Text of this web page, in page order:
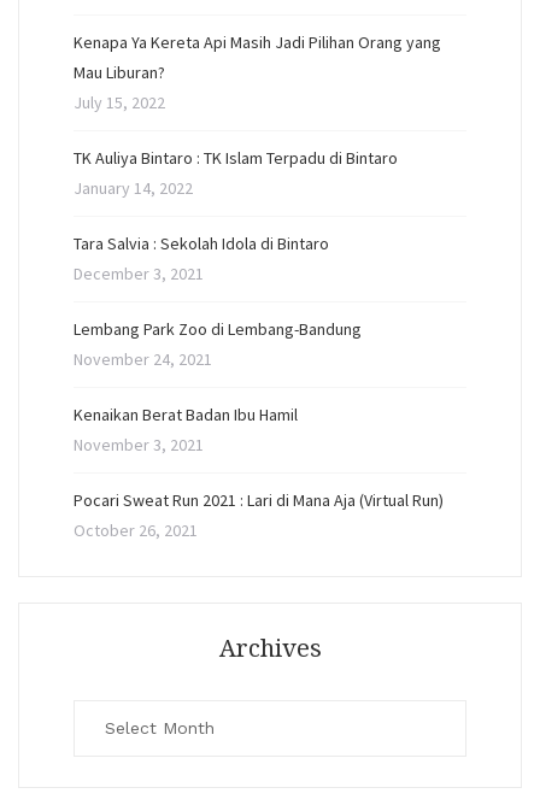
Kenapa Ya Kereta Api Masih Jadi Pilihan Orang yang
Mau Liburan?
July 15, 2022
TK Auliya Bintaro : TK Islam Terpadu di Bintaro
January 14, 2022
Tara Salvia : Sekolah Idola di Bintaro
December 3, 2021
Lembang Park Zoo di Lembang-Bandung
November 24, 2021
Kenaikan Berat Badan Ibu Hamil
November 3, 2021
Pocari Sweat Run 2021 : Lari di Mana Aja (Virtual Run)
October 26, 2021
Archives